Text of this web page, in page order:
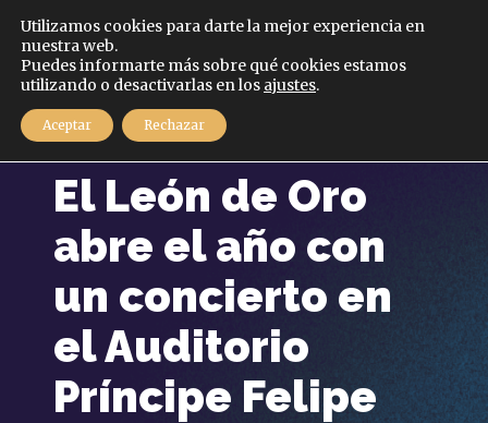
MENÚ
El León de Oro
abre el año con
un concierto en
el Auditorio
Príncipe Felipe
Español
Utilizamos cookies para darte la mejor experiencia en
nuestra web.
Puedes informarte más sobre qué cookies estamos
utilizando o desactivarlas en los ajustes.
Aceptar Rechazar